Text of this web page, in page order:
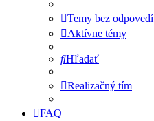
Temy bez odpovedí
Aktívne témy
Hľadať
Realizačný tím
FAQ